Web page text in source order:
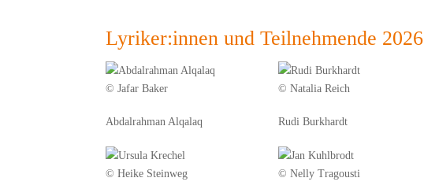
Lyriker:innen und Teilnehmende 2026
© Jafar Baker
Abdalrahman Alqalaq
© Natalia Reich
Rudi Burkhardt
© Heike Steinweg © Nelly Tragousti